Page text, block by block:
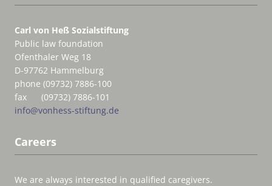
Carl von Heß Sozialstiftung
Public law foundation
Ofenthaler Weg 18
D-97762 Hammelburg
phone (09732) 7886-100
fax (09732) 7886-101
info@vonhess-stiftung.de
Careers
We are always interested in qualified caregivers.